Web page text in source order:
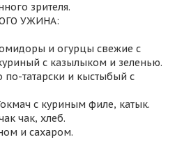
зрителя.
УЖИНА:
и огурцы свежие с
с казылыком и зеленью.
по-татарски и кыстыбый с
с куриным филе, катык.
чак, хлеб.
и сахаром.